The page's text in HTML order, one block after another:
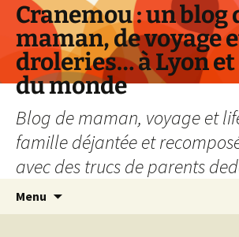
Cranemou : un blog
maman, de voyage
droleries… à Lyon
du monde
Blog de maman, voyage et
famille déjantée et
avec des trucs de parents
Menu